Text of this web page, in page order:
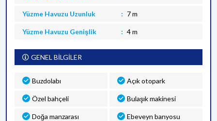
Yüzme Havuzu Uzunluk 7 m
Yüzme Havuzu Genişlik 4 m
GENEL BİLGİLER
Buzdolabı Açık otopark
Özel bahçeli Bulaşık makinesi
Doğa manzarası Ebeveyn banyosu